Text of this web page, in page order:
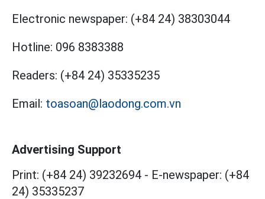
Electronic newspaper: (+84 24) 38303044
Hotline: 096 8383388
Readers: (+84 24) 35335235
Email: toasoan@laodong.com.vn
Advertising Support
Print: (+84 24) 39232694 - E-newspaper: (+84
24) 35335237